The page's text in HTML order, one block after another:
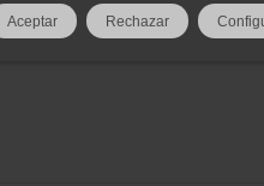
Aceptar Rechazar